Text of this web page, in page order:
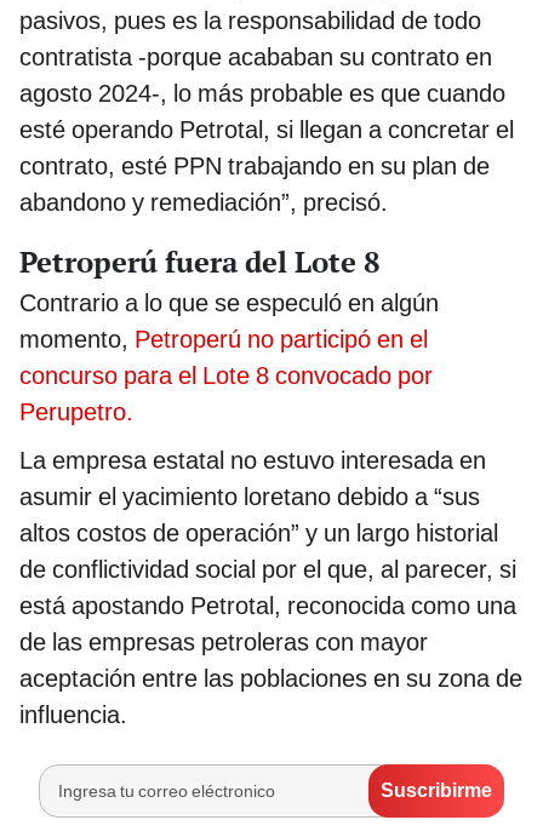
pasivos, pues es la responsabilidad de todo
contratista -porque acababan su contrato en
agosto 2024-, lo más probable es que cuando
esté operando Petrotal, si llegan a concretar el
contrato, esté PPN trabajando en su plan de
abandono y remediación”, precisó.
Petroperú fuera del Lote 8
Contrario a lo que se especuló en algún
momento, Petroperú no participó en el
concurso para el Lote 8 convocado por
Perupetro.
La empresa estatal no estuvo interesada en
asumir el yacimiento loretano debido a “sus
altos costos de operación” y un largo historial
de conflictividad social por el que, al parecer, si
está apostando Petrotal, reconocida como una
de las empresas petroleras con mayor
aceptación entre las poblaciones en su zona de
influencia.